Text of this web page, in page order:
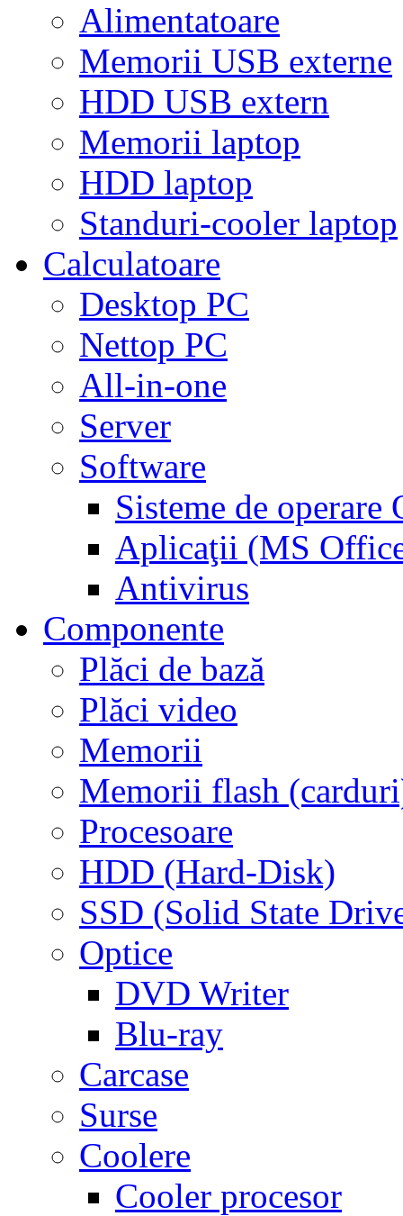
Alimentatoare
Memorii USB externe
HDD USB extern
Memorii laptop
HDD laptop
Standuri-cooler laptop
Calculatoare
Desktop PC
Nettop PC
All-in-one
Server
Software
Sisteme de operare
Aplicaţii (MS
Antivirus
Componente
Plăci de bază
Plăci video
Memorii
Memorii flash
Procesoare
HDD (Hard-Disk)
SSD (Solid State
Optice
DVD Writer
Blu-ray
Carcase
Surse
Coolere
Cooler procesor